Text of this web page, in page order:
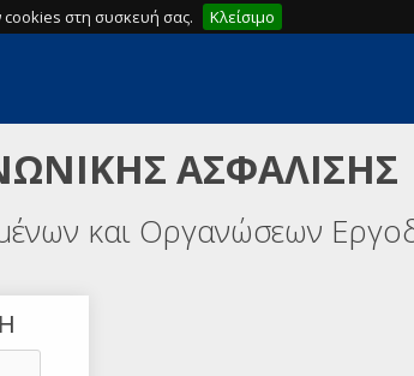
cookies στη συσκευή σας. Κλείσιμο
ΑΣΦΑΛΙΣΗΣ
και Οργανώσεων